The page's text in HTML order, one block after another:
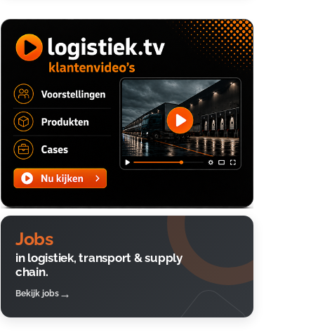
Jobs
in logistiek, transport & supply
chain.
Bekijk jobs